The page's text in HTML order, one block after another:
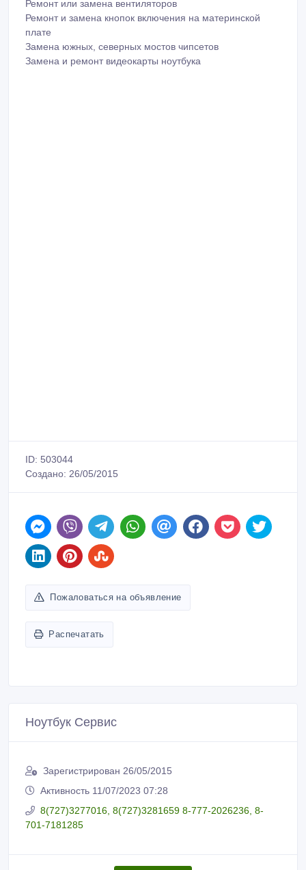
Ремонт или замена вентиляторов
Ремонт и замена кнопок включения на материнской
плате
Замена южных, северных мостов чипсетов
Замена и ремонт видеокарты ноутбука
ID: 503044
Создано: 26/05/2015
Пожаловаться на объявление
Распечатать
Ноутбук Сервис
Зарегистрирован 26/05/2015
Активность 11/07/2023 07:28
8(727)3277016, 8(727)3281659 8-777-2026236, 8-
701-7181285